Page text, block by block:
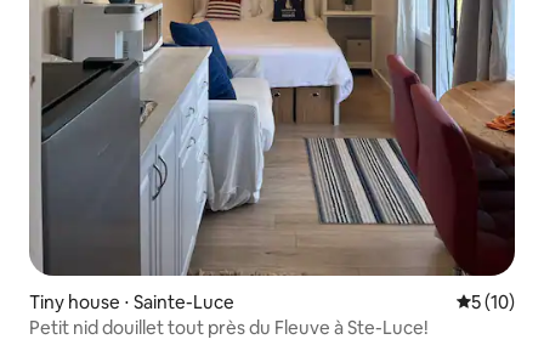
Tiny house ⋅ Sainte-Luce
5 (10)
Petit nid douillet tout près du Fleuve à Ste-Luce!